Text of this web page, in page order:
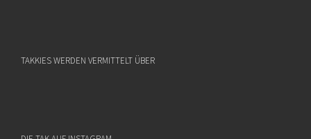
TAKKIES WERDEN VERMITTELT ÜBER